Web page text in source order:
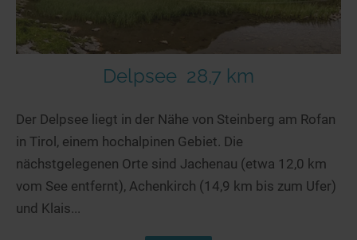
Delpsee 28,7 km
Der Delpsee liegt in der Nähe von Steinberg am Rofan
in Tirol, einem hochalpinen Gebiet. Die
nächstgelegenen Orte sind Jachenau (etwa 12,0 km
vom See entfernt), Achenkirch (14,9 km bis zum Ufer)
und Klais...